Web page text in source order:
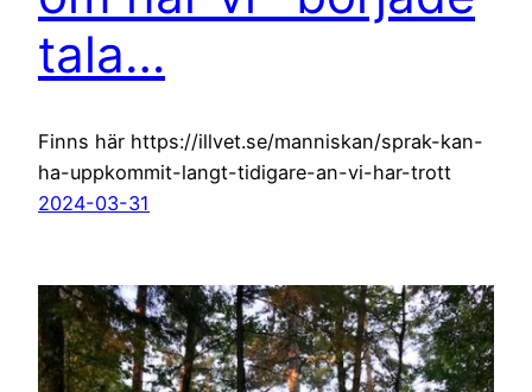
tala…
Finns här https://illvet.se/manniskan/sprak-kan-
ha-uppkommit-langt-tidigare-an-vi-har-trott
2024-03-31